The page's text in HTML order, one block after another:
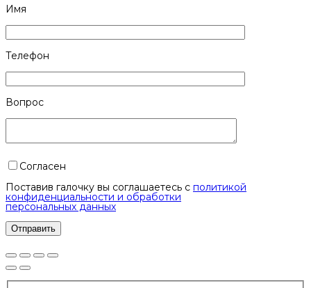
Имя
Телефон
Вопрос
Согласен
Поставив галочку вы соглашаетесь с политикой
конфиденциальности и обработки
персональных данных